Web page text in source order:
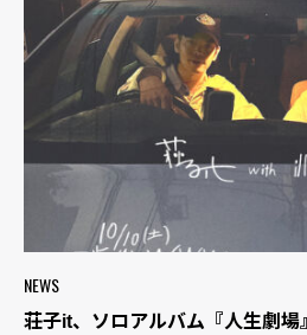
NEWS
荘子it、ソロアルバム『人生劇場